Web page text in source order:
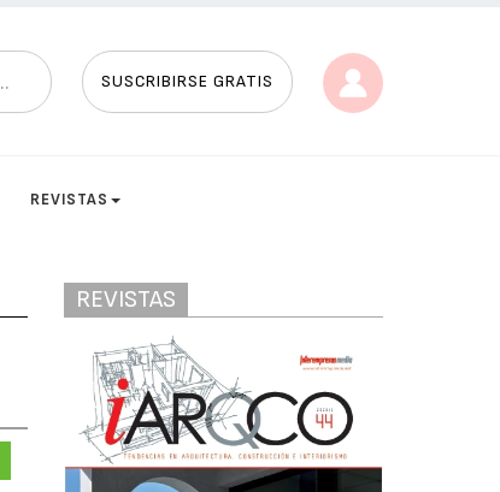
SUSCRIBIRSE GRATIS
REVISTAS
REVISTAS